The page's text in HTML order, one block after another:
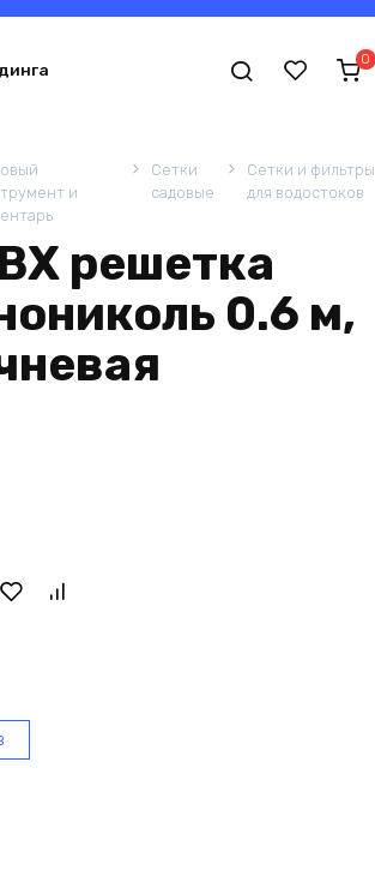
0
и
Сетки
садовые
Сетки и фильтры
для водостоков
решетка
0.6 м,